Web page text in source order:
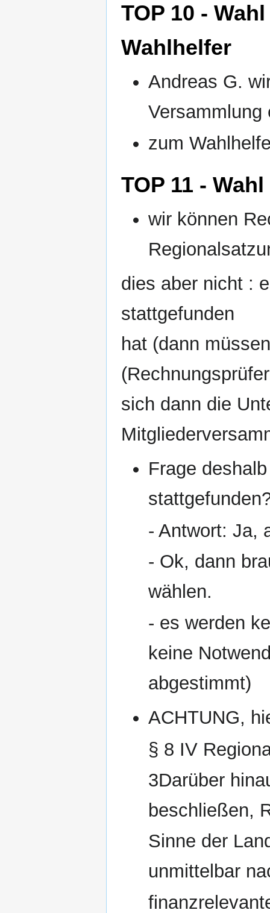
TOP 10 -
Wahlhelfer
Andreas G.
zum
TOP 11 -
wir können
dies aber nicht :
stattgefunden
hat (dann
sich dann die
Frage
- Antwort: Ja,
- Ok, dann
wählen.
- es werden
keine
abgestimmt)
ACHTUNG,
§ 8 IV
3Darüber
beschließen,
Sinne der
unmittelbar